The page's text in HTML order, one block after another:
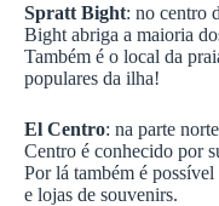
Spratt Bight: no centro
Bight abriga a maioria
Também é o local da
populares da ilha!
El Centro: na parte
Centro é conhecido por
Por lá também é
e lojas de souvenirs.